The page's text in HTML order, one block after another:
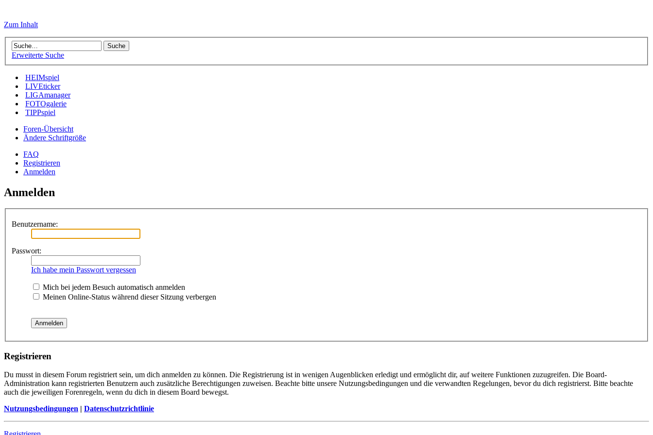
Zum Inhalt
Erweiterte Suche
HEIMspiel
LIVEticker
LIGAmanager
FOTOgalerie
TIPPspiel
Foren-Übersicht
Ändere Schriftgröße
FAQ
Registrieren
Anmelden
Anmelden
Benutzername:
Passwort:
Ich habe mein Passwort vergessen
Mich bei jedem Besuch automatisch anmelden
Meinen Online-Status während dieser Sitzung verbergen
Registrieren
Du musst in diesem Forum registriert sein, um dich anmelden zu können. Die Registrierung ist in wenigen Augenblicken erledigt und ermöglicht dir, auf weitere Funktionen zuzugreifen. Die Board-
Administration kann registrierten Benutzern auch zusätzliche Berechtigungen zuweisen. Beachte bitte unsere Nutzungsbedingungen und die verwandten Regelungen, bevor du dich registrierst. Bitte beachte
auch die jeweiligen Forenregeln, wenn du dich in diesem Board bewegst.
Nutzungsbedingungen | Datenschutzrichtlinie